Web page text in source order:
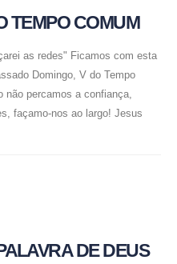
TEMPO COMUM
as redes" Ficamos com esta
Domingo, V do Tempo
não percamos a confiança,
façamo-nos ao largo! Jesus
DE DEUS